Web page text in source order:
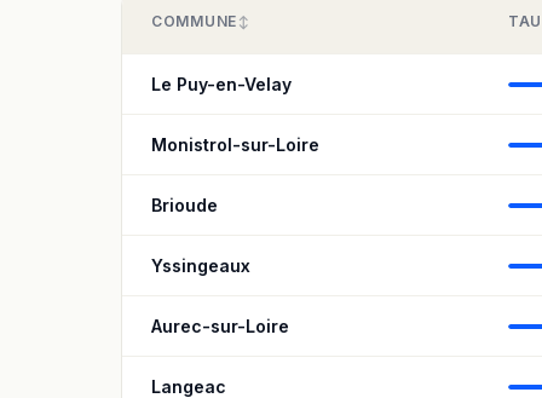
COMMUNE
Le Puy-en-Velay
Monistrol-sur-Loire
Brioude
Yssingeaux
Aurec-sur-Loire
Langeac